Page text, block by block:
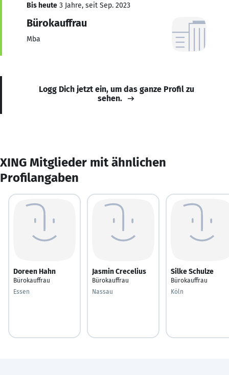
Bis heute 3 Jahre, seit Sep. 2023
Bürokauffrau
Mba
Logg Dich jetzt ein, um das ganze Profil zu
sehen.
XING Mitglieder mit ähnlichen
Profilangaben
Doreen Hahn
Bürokauffrau
Essen
Jasmin Crecelius
Bürokauffrau
Nassau
Silke Schulze
Bürokauffrau
Köln